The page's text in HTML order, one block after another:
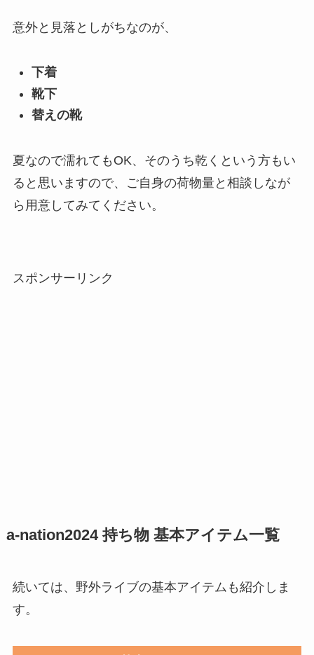
意外と見落としがちなのが、
下着
靴下
替えの靴
夏なので濡れてもOK、そのうち乾くという方もい
ると思いますので、ご自身の荷物量と相談しなが
ら用意してみてください。
スポンサーリンク
a-nation2024持ち物 基本アイテム一覧
続いては、野外ライブの基本アイテムも紹介しま
す。